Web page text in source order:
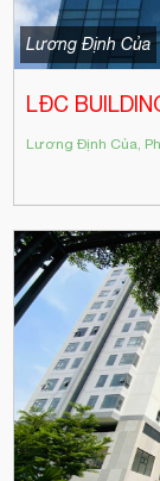
Lương Định Của
LĐC
Lương Định Của,